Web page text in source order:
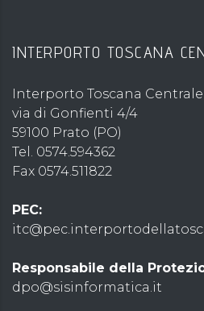
INTERPORTO TOSCANA
Interporto Toscana Centrale
via di Gonfienti 4/4
59100 Prato (PO)
Tel. 0574.594362
Fax 0574.511822
PEC:
Responsabile della
dpo@sisinformatica.it